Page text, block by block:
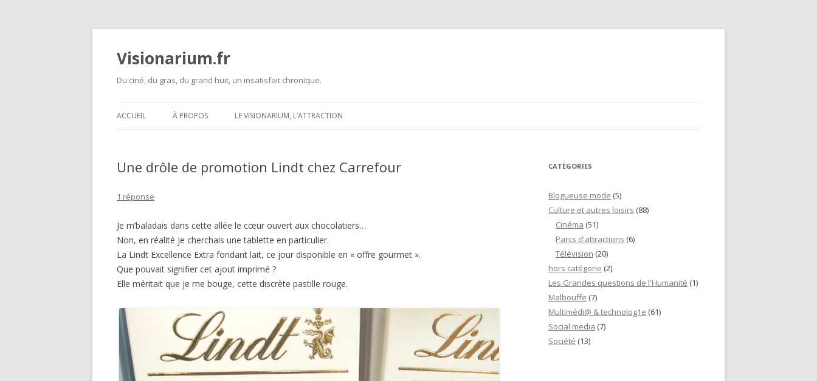
Visionarium.fr
Du ciné, du gras, du grand huit, un insatisfait chronique.
ACCUEIL À PROPOS LE VISIONARIUM, L’ATTRACTION
Une drôle de promotion Lindt chez Carrefour
1 réponse
Je m’baladais dans cette allée le cœur ouvert aux chocolatiers…
Non, en réalité je cherchais une tablette en particulier.
La Lindt Excellence Extra fondant lait, ce jour disponible en « offre gourmet ».
Que pouvait signifier cet ajout imprimé ?
Elle méritait que je me bouge, cette discrète pastille rouge.
CATÉGORIES
Blogueuse mode (5)
Culture et autres loisirs (88)
Cinéma (51)
Parcs d'attractions (6)
Télévision (20)
hors catégorie (2)
Les Grandes questions de l'Humanité (1)
Malbouffe (7)
Multimédi@ & technolog1e (61)
Social media (7)
Société (13)